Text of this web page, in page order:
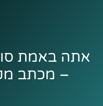
אתה באמת
– מכתב מקובי